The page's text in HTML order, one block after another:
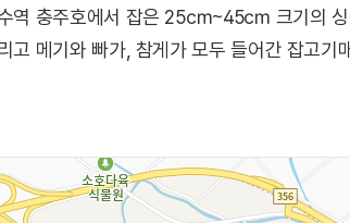
역 충주호에서 잡은 25㎝~45㎝ 크기의
메기와 빠가, 참게가 모두 들어간 잡고기